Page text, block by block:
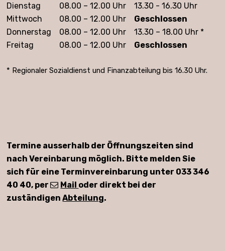
Dienstag
08.00 – 12.00 Uhr
13.30 - 16.30 Uhr
Mittwoch
08.00 – 12.00 Uhr
Geschlossen
Donnerstag
08.00 – 12.00 Uhr
13.30 – 18.00 Uhr *
Freitag
08.00 – 12.00 Uhr Geschlossen
* Regionaler Sozialdienst und Finanzabteilung bis 16.30 Uhr.
Termine ausserhalb der Öffnungszeiten sind
nach Vereinbarung möglich. Bitte melden Sie
sich für eine Terminvereinbarung unter 033 346
40 40, per
Mail oder direkt bei der
zuständigenAbteilung.